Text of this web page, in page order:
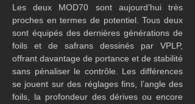
Les deux MOD70 sont aujourd’hui très
proches en termes de potentiel. Tous deux
sont équipés des dernières générations de
foils et de safrans dessinés par VPLP,
offrant davantage de portance et de stabilité
sans pénaliser le contrôle. Les différences
se jouent sur des réglages fins, l’angle des
foils, la profondeur des dérives ou encore